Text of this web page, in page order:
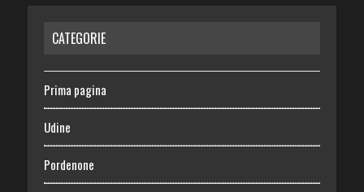
CATEGORIE
Prima pagina
Udine
Pordenone